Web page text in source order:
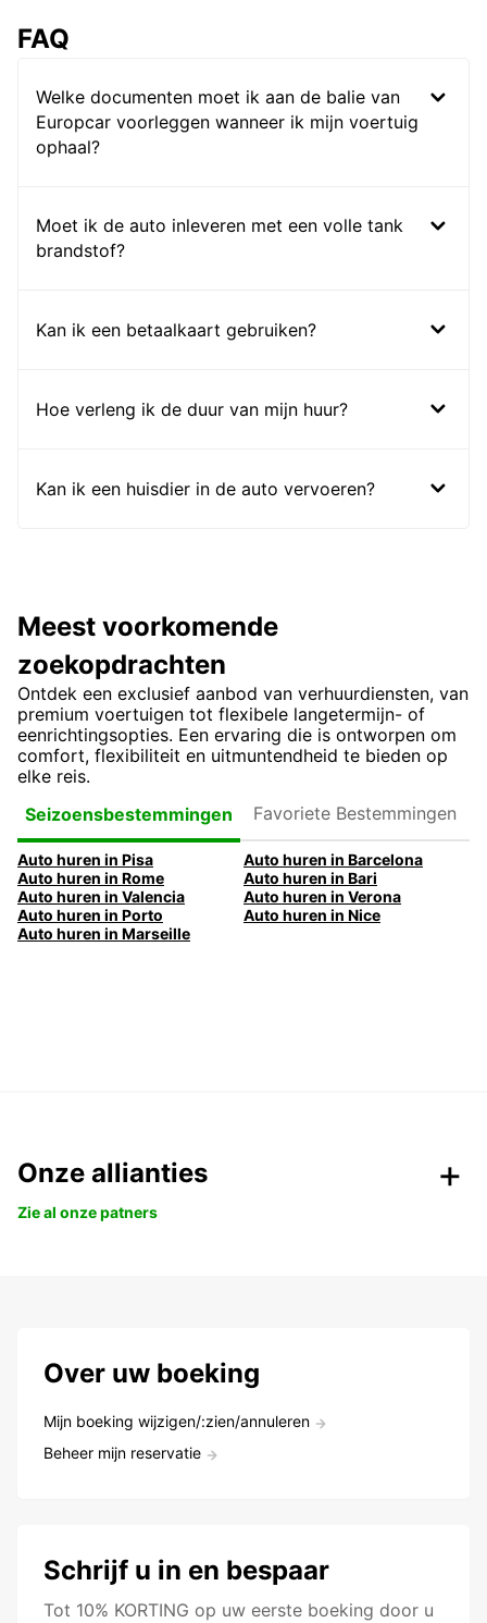
FAQ
Welke documenten moet ik aan de balie van
Europcar voorleggen wanneer ik mijn voertuig
ophaal?
Moet ik de auto inleveren met een volle tank
brandstof?
Kan ik een betaalkaart gebruiken?
Hoe verleng ik de duur van mijn huur?
Kan ik een huisdier in de auto vervoeren?
Meest voorkomende
zoekopdrachten
Ontdek een exclusief aanbod van verhuurdiensten, van
premium voertuigen tot flexibele langetermijn- of
eenrichtingsopties. Een ervaring die is ontworpen om
comfort, flexibiliteit en uitmuntendheid te bieden op
elke reis.
Seizoensbestemmingen
Bestemmingen
Auto huren in Pisa
Auto huren in Barcelona
Auto huren in Rome
Auto huren in Bari
Auto huren in Valencia
Auto huren in Verona
Auto huren in Porto
Auto huren in Nice
Auto huren in Marseille
Onze allianties
Zie al onze patners
Over uw boeking
Mijn boeking wijzigen/:zien/annuleren
Beheer mijn reservatie
Schrijf u in en bespaar
Tot 10% KORTING op uw eerste boeking door u